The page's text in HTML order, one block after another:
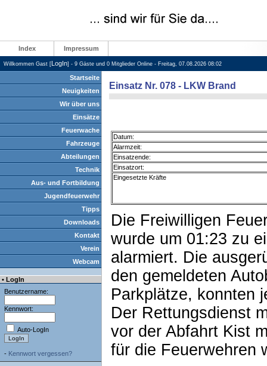
Index Impressum
Willkommen Gast [LogIn] - 9 Gäste und 0 Mitglieder Online - Freitag, 07.08.2026 08:02
Startseite
Neuigkeiten
Wir über uns
Einsätze
Feuerwache
Fahrzeuge
Abteilungen
Technik
Aus- und Fortbildung
Jugendfeuerwehr
Tipps
Downloads
Kontakt
Verein
Webcam
• LogIn
Benutzername:
Kennwort:
Auto-LogIn
- Kennwort vergessen?
Einsatz Nr. 078 - LKW Brand
Datum:
Alarmzeit:
Einsatzende:
Einsatzort:
Eingesetzte Kräfte
Die Freiwilligen
wurde um 01:23 zu
alarmiert. Die
den gemeldeten
Parkplätze, konnten
Der Rettungsdienst
vor der Abfahrt Kist
für die Feuerwehren